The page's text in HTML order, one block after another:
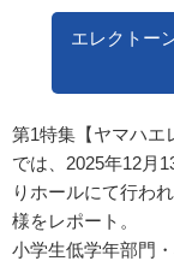
エレクトー
第1特集【ヤマハエ
では、2025年12月
りホールにて行わ
様をレポート。
小学生低学年部門